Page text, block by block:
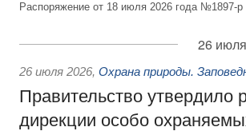
Распоряжение от 18 июля 2026 года №1897-
26
26 июля 2026, Охрана природы.
Правительство утвердило
дирекции особо